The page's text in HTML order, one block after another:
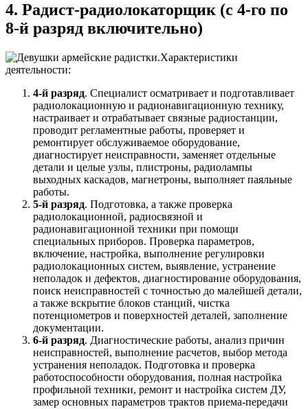
4. Радист-радиолокаторщик (с 4-го по
8-й разряд включительно)
Характеристики
деятельности:
4-й разряд. Специалист осматривает и подготавливает
радиолокационную и радионавигационную технику,
настраивает и отрабатывает связные радиостанции,
проводит регламентные работы, проверяет и
ремонтирует обслуживаемое оборудование,
диагностирует неисправности, заменяет отдельные
детали и целые узлы, плистроны, радиолампы
выходных каскадов, магнетроны, выполняет паяльные
работы.
5-й разряд. Подготовка, а также проверка
радиолокационной, радиосвязной и
радионавигационной техники при помощи
специальных приборов. Проверка параметров,
включение, настройка, выполнение регулировки
радиолокационных систем, выявление, устранение
неполадок и дефектов, диагностирование оборудования,
поиск неисправностей с точностью до малейшей детали,
а также вскрытие блоков станций, чистка
потенциометров и поверхностей деталей, заполнение
документации.
6-й разряд. Диагностические работы, анализ причин
неисправностей, выполнение расчетов, выбор метода
устранения неполадок. Подготовка и проверка
работоспособности оборудования, полная настройка
профильной техники, ремонт и настройка систем ДУ,
замер основных параметров трактов приема-передачи